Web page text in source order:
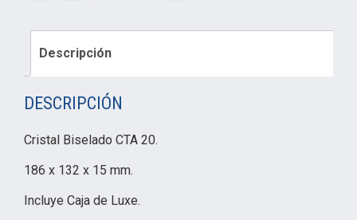
Descripción
DESCRIPCIÓN
Cristal Biselado CTA 20.
186 x 132 x 15 mm.
Incluye Caja de Luxe.